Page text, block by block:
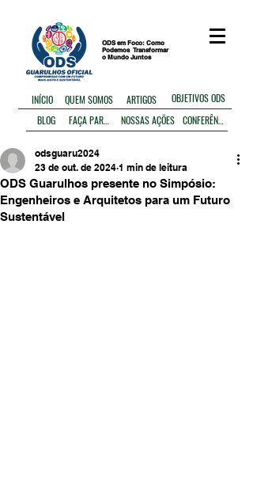
ODS em Foco: Como
Podemos Transformar
o Mundo Juntos
INÍCIO QUEM SOMOS ARTIGOS
OBJETIVOS ODS
BLOG
NOSSAS AÇÕES
ODS Guarulhos presente no Simpósio:
Engenheiros e Arquitetos para um Futuro
Sustentável
odsguaru2024
23 de out. de 2024 1 min de leitura